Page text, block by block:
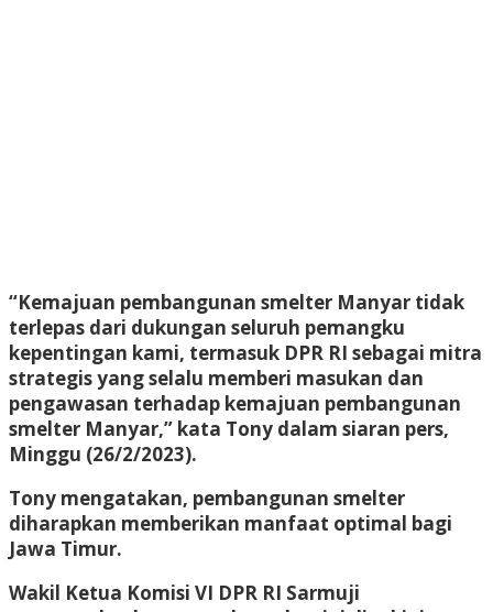
“Kemajuan pembangunan smelter Manyar tidak
terlepas dari dukungan seluruh pemangku
kepentingan kami, termasuk DPR RI sebagai mitra
strategis yang selalu memberi masukan dan
pengawasan terhadap kemajuan pembangunan
smelter Manyar,” kata Tony dalam siaran pers,
Minggu (26/2/2023).
Tony mengatakan, pembangunan smelter
diharapkan memberikan manfaat optimal bagi
Jawa Timur.
Wakil Ketua Komisi VI DPR RI Sarmuji